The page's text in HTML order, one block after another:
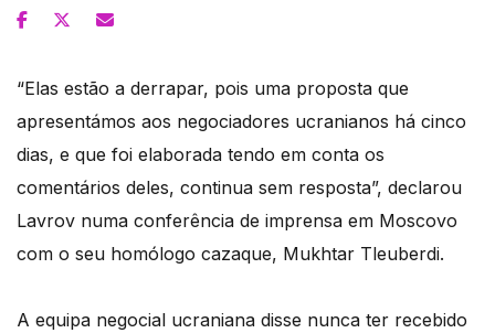
“Elas estão a derrapar, pois uma proposta que
apresentámos aos negociadores ucranianos há cinco
dias, e que foi elaborada tendo em conta os
comentários deles, continua sem resposta”, declarou
Lavrov numa conferência de imprensa em Moscovo
com o seu homólogo cazaque, Mukhtar Tleuberdi.
A equipa negocial ucraniana disse nunca ter recebido